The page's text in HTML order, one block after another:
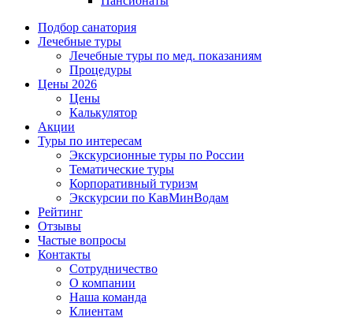
Подбор санатория
Лечебные туры
Лечебные туры по мед. показаниям
Процедуры
Цены 2026
Цены
Калькулятор
Акции
Туры по интересам
Экскурсионные туры по России
Тематические туры
Корпоративный туризм
Экскурсии по КавМинВодам
Рейтинг
Отзывы
Частые вопросы
Контакты
Сотрудничество
О компании
Наша команда
Клиентам